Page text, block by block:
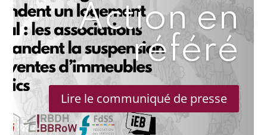
Action en
référé
Lire le communiqué de presse